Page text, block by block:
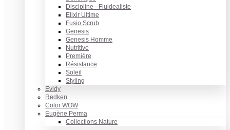
Discipline - Fluidealiste
Elixir Ultime
Fusio Scrub
Genesis
Genesis Homme
Nutritive
Première
Résistance
Soleil
Styling
Evidy
Redken
Color WOW
Eugène Perma
Collections Nature